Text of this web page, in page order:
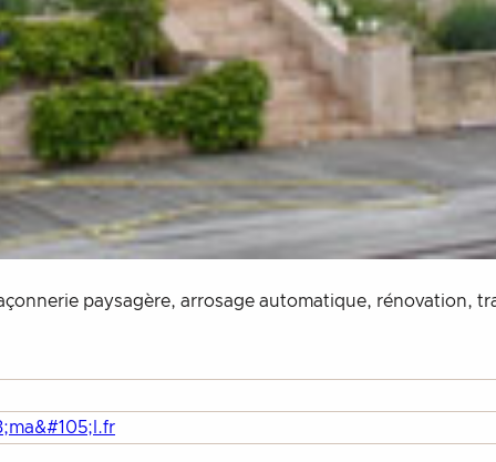
paysagère, arrosage automatique, rénovation,